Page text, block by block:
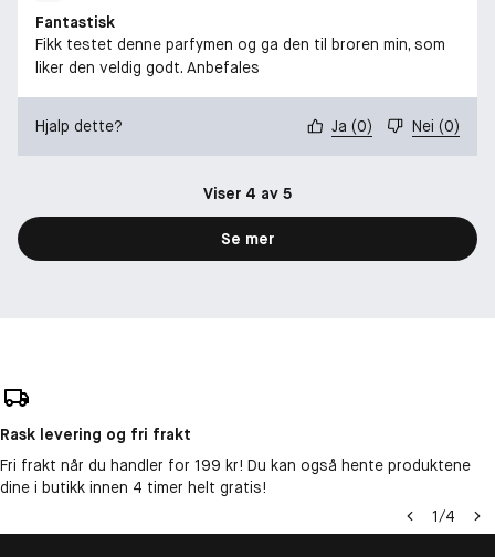
Fantastisk
Fikk testet denne parfymen og ga den til broren min, som
liker den veldig godt. Anbefales
Hjalp dette? Ja (0) Nei (0)
Viser 4 av 5
Se mer
Rask levering og fri frakt
Fri frakt når du handler for 199 kr! Du kan også hente produktene
dine i butikk innen 4 timer helt gratis!
1/4